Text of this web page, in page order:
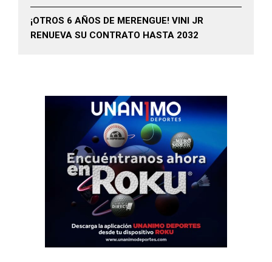
¡OTROS 6 AÑOS DE MERENGUE! VINI JR
RENUEVA SU CONTRATO HASTA 2032